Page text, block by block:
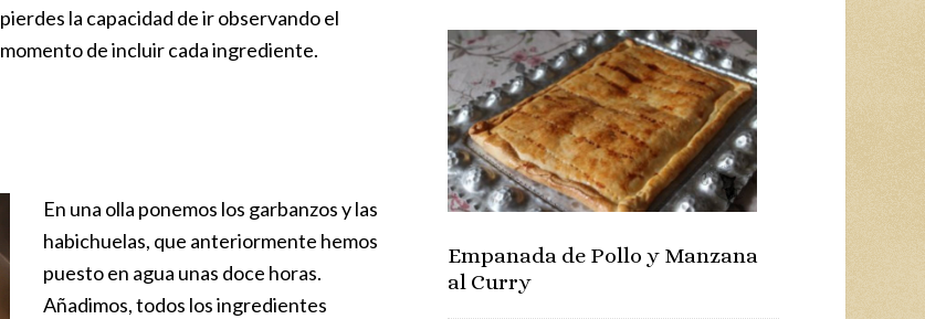
pierdes la capacidad de ir observando el
momento de incluir cada ingrediente.
En una olla ponemos los garbanzos y las
habichuelas, que anteriormente hemos
puesto en agua unas doce horas.
Añadimos, todos los ingredientes
Empanada de Pollo y Manzana
al Curry